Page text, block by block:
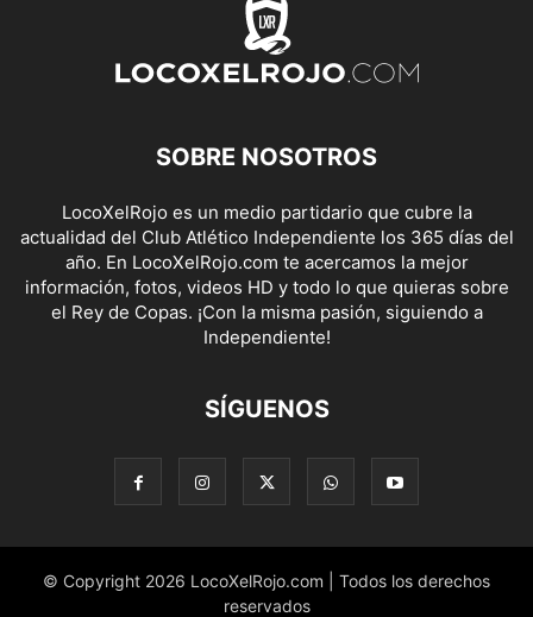
SOBRE NOSOTROS
LocoXelRojo es un medio partidario que cubre la
actualidad del Club Atlético Independiente los 365 días del
año. En LocoXelRojo.com te acercamos la mejor
información, fotos, videos HD y todo lo que quieras sobre
el Rey de Copas. ¡Con la misma pasión, siguiendo a
Independiente!
SÍGUENOS
© Copyright 2026 LocoXelRojo.com | Todos los derechos
reservados